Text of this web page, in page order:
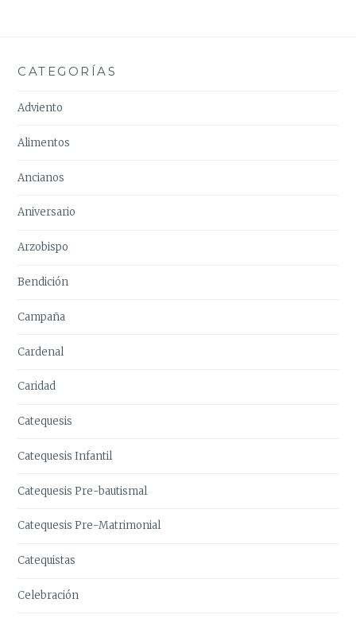
CATEGORÍAS
Adviento
Alimentos
Ancianos
Aniversario
Arzobispo
Bendición
Campaña
Cardenal
Caridad
Catequesis
Catequesis Infantil
Catequesis Pre-bautismal
Catequesis Pre-Matrimonial
Catequistas
Celebración